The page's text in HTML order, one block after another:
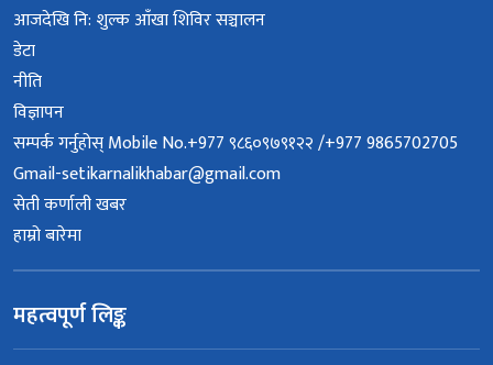
आजदेखि नि: शुल्क आँखा शिविर सञ्चालन
डेटा
नीति
विज्ञापन
सम्पर्क गर्नुहोस् Mobile No.+977 ९८६०९७९१२२ /+977 9865702705
Gmail-setikarnalikhabar@gmail.com
सेती कर्णाली खबर
हाम्रो बारेमा
महत्वपूर्ण लिङ्क